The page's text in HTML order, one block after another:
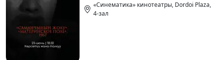
«Синематика» кинотеатры, Dordoi Plaza,
4-зал